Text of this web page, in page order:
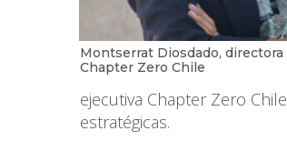
Montserrat Diosdado, directora
Chapter Zero Chile
ejecutiva Chapter Zero
estratégicas.